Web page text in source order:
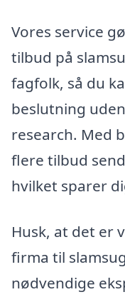
Vores service
tilbud på
fagfolk, så du
beslutning
research. Med
flere tilbud
hvilket sparer
Husk, at det er
firma til
nødvendige